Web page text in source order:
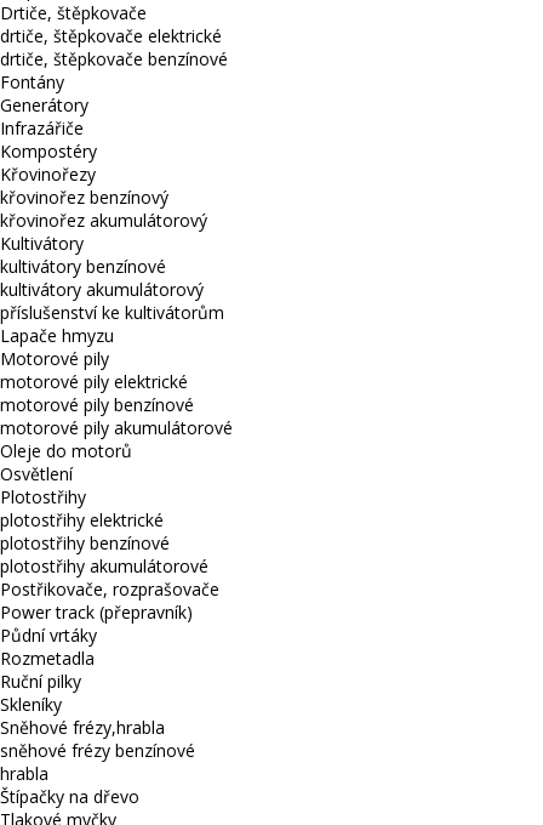
Drtiče, štěpkovače
drtiče, štěpkovače elektrické
drtiče, štěpkovače benzínové
Fontány
Generátory
Infrazářiče
Kompostéry
Křovinořezy
křovinořez benzínový
křovinořez akumulátorový
Kultivátory
kultivátory benzínové
kultivátory akumulátorový
příslušenství ke kultivátorům
Lapače hmyzu
Motorové pily
motorové pily elektrické
motorové pily benzínové
motorové pily akumulátorové
Oleje do motorů
Osvětlení
Plotostřihy
plotostřihy elektrické
plotostřihy benzínové
plotostřihy akumulátorové
Postřikovače, rozprašovače
Power track (přepravník)
Půdní vrtáky
Rozmetadla
Ruční pilky
Skleníky
Sněhové frézy,hrabla
sněhové frézy benzínové
hrabla
Štípačky na dřevo
Tlakové myčky